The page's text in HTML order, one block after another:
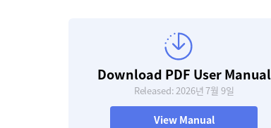
Download PDF User Manual
Released: 2026년 7월 9일
View Manual